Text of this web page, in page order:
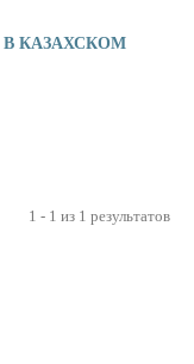
КАЗАХСКОМ
1 - 1 из 1 результатов